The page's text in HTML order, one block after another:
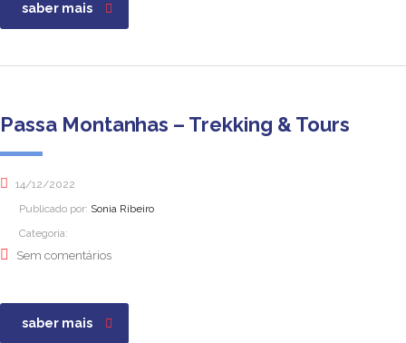
saber mais
Passa Montanhas – Trekking & Tours
14/12/2022
Publicado por: Sonia Ribeiro
Categoria:
Sem comentários
saber mais